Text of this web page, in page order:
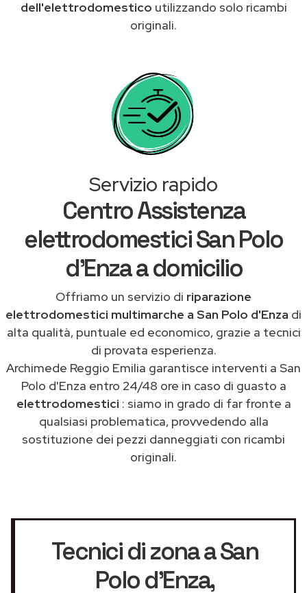
dell'elettrodomestico utilizzando solo ricambi
originali.
Servizio rapido
Centro Assistenza
elettrodomestici San Polo
d'Enza a domicilio
Offriamo un servizio di riparazione
elettrodomestici multimarche a San Polo d'Enza di
alta qualità, puntuale ed economico, grazie a tecnici
di provata esperienza.
Archimede Reggio Emilia garantisce interventi a San
Polo d'Enza entro 24/48 ore in caso di guasto a
elettrodomestici : siamo in grado di far fronte a
qualsiasi problematica, provvedendo alla
sostituzione dei pezzi danneggiati con ricambi
originali.
Tecnici di zona a San
Polo d'Enza,